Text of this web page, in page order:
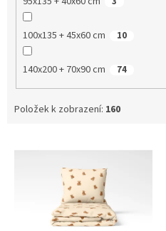
100x135 + 45x60 cm 10
140x200 + 70x90 cm 74
Položek k zobrazení: 160